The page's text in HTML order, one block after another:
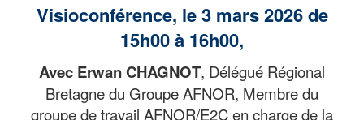
Visioconférence, le 3 mars 2026 de
15h00 à 16h00,
Avec Erwan CHAGNOT, Délégué Régional
Bretagne du Groupe AFNOR, Membre du
groupe de travail AFNOR/E2C en charge de la